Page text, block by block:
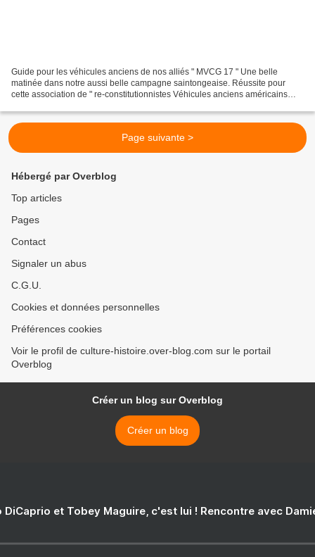
Guide pour les véhicules anciens de nos alliés " MVCG 17 " Une belle
matinée dans notre aussi belle campagne saintongeaise. Réussite pour
cette association de " re-constitutionnistes Véhicules anciens américains
Page suivante >
Hébergé par Overblog
Top articles
Pages
Contact
Signaler un abus
C.G.U.
Cookies et données personnelles
Préférences cookies
Voir le profil de culture-histoire.over-blog.com sur le portail
Overblog
Créer un blog sur Overblog
Créer un blog
DiCaprio et Tobey Maguire, c'est lui ! Rencontre avec